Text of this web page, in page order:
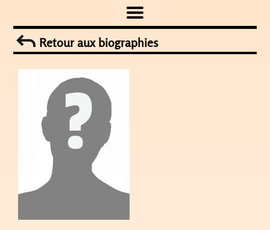
to
contentRetour aux biographies